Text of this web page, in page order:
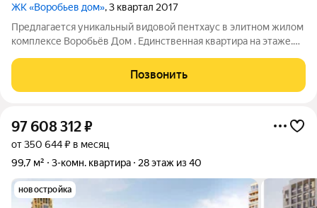
ЖК «Воробьев дом», 3 квартал 2017
Предлагается уникальный видовой пентхаус в элитном жилом
комплексе Воробьёв Дом . Единственная квартира на этаже.
кв.м. с захватывающими дух видами на 360 градусов. Высокий
потолок - 4,14 м.
Позвонить
97 608 312₽
от 350 644 ₽ в месяц
99,7 м²
3-комн. квартира 28 этаж из 40
новостройка